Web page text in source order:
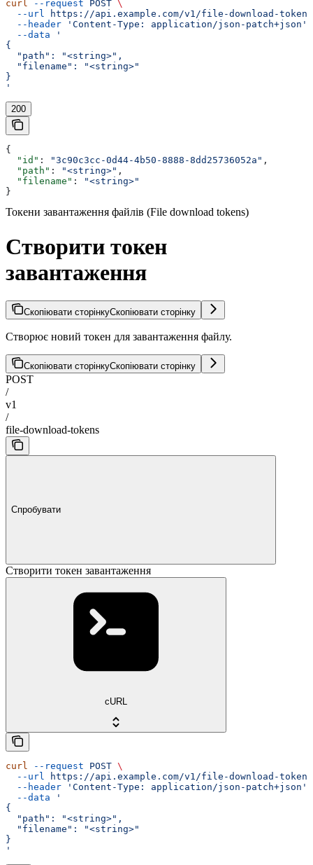
curl --request POST \
  --url
https://api.example.com/v1/file-download-tokens
  --header
'Content-Type: application/json-patch+json'
  --data
'
{
  "path": "<string>",
  "filename": "<string>"
}
'
200
{
  "id"
: "3c90c3cc-0d44-4b50-8888-8dd25736052a" ,
  "path"
: "<string>" ,
  "filename"
:
"<string>"
}
Токени завантаження файлів (File download tokens)
Створити токен
завантаження
Скопіювати сторінкуСкопіювати сторінку
Створює новий токен для завантаження файлу.
Скопіювати сторінкуСкопіювати сторінку
POST
/
v1
/
file-download-tokens
Спробувати
Створити токен завантаження
cURL
curl --request POST \
  --url
https://api.example.com/v1/file-download-tokens
  --header
'Content-Type: application/json-patch+json'
  --data
'
{
  "path": "<string>",
  "filename": "<string>"
}
'